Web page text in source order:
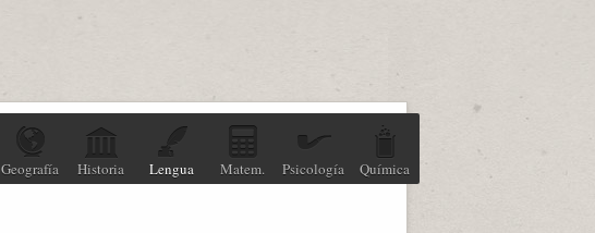
Geografía Historia Lengua Matem. Psicología Química